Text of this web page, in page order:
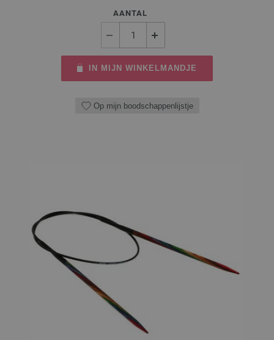
AANTAL
IN MIJN WINKELMANDJE
Op mijn boodschappenlijstje